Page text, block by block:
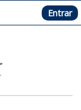
Entrar